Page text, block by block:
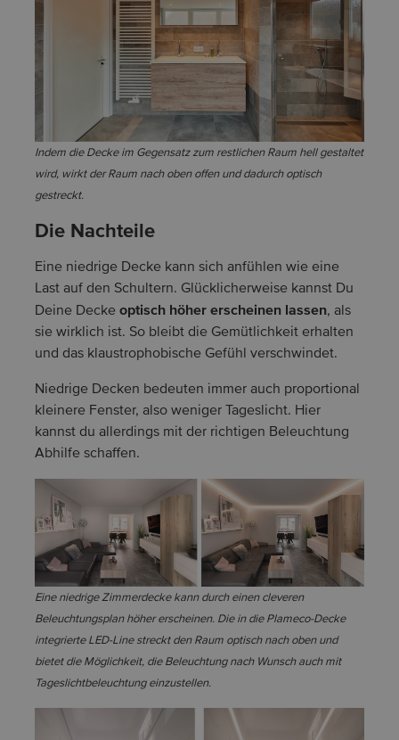
Indem die Decke im Gegensatz zum restlichen Raum hell gestaltet
wird, wirkt der Raum nach oben offen und dadurch optisch
gestreckt.
Die Nachteile
Eine niedrige Decke kann sich anfühlen wie eine
Last auf den Schultern. Glücklicherweise kannst Du
Deine Decke optisch höher erscheinen lassen, als
sie wirklich ist. So bleibt die Gemütlichkeit erhalten
und das klaustrophobische Gefühl verschwindet.
Niedrige Decken bedeuten immer auch proportional
kleinere Fenster, also weniger Tageslicht. Hier
kannst du allerdings mit der richtigen Beleuchtung
Abhilfe schaffen.
Eine niedrige Zimmerdecke kann durch einen cleveren
Beleuchtungsplan höher erscheinen. Die in die Plameco-Decke
integrierte LED-Line streckt den Raum optisch nach oben und
bietet die Möglichkeit, die Beleuchtung nach Wunsch auch mit
Tageslichtbeleuchtung einzustellen.